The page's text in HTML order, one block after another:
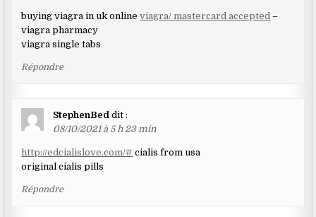
buying viagra in uk onlineviagra/ mastercard accepted –
viagra pharmacy
viagra single tabs
Répondre
StephenBed dit :
08/10/2021 à 5 h 23 min
http://edcialislove.com/# cialis from usa
original cialis pills
Répondre